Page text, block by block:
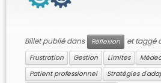
Billet publié dans Réflexion et taggé
Frustration
Gestion Limites
Patient professionnel
Stratégies